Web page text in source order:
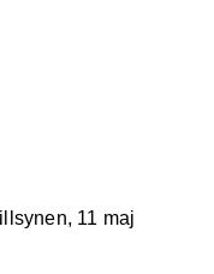
11 maj